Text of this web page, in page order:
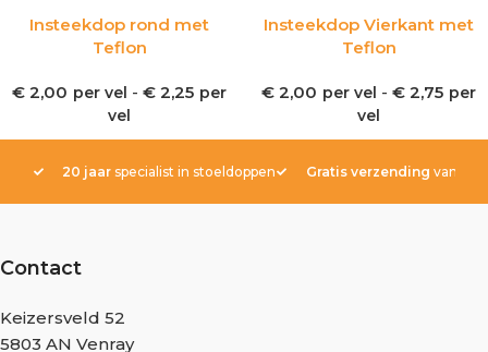
Insteekdop rond met
Teflon
€ 2,00 per vel - € 2,25 per
vel
Insteekdop Vierkant met
Teflon
€ 2,00 per vel - € 2,75 per
vel
20 jaar specialist in stoeldoppen Gratis verzending vanaf €
Contact
Keizersveld 52
5803 AN Venray